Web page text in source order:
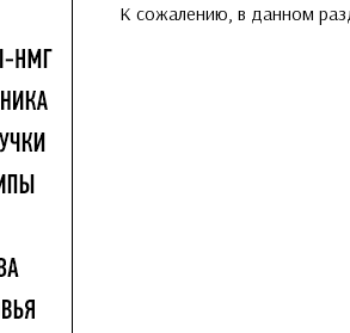
К сожалению, в данном